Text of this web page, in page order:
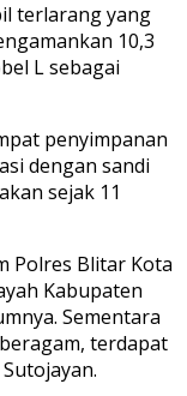
terlarang yang
10,3
L sebagai
penyimpanan
dengan sandi
sejak 11
Polres Blitar Kota
Kabupaten
Sementara
terdapat